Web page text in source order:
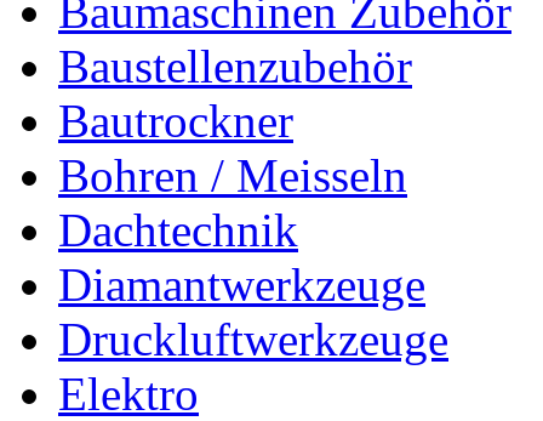
Baumaschinen Zubehör
Baustellenzubehör
Bautrockner
Bohren / Meisseln
Dachtechnik
Diamantwerkzeuge
Druckluftwerkzeuge
Elektro